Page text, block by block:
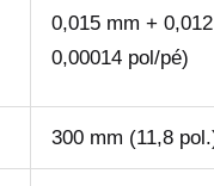
0,015 mm +
0,00014 pol/pé)
300 mm (11,8